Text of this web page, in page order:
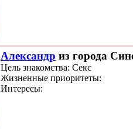
Александр из города
Цель знакомства: Секс
Жизненные приоритеты:
Интересы: